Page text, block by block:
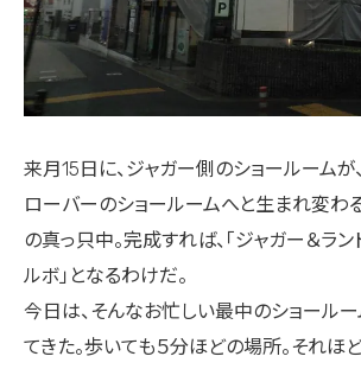
来月15日に、ジャガー側のショールームが
ローバーのショールームへと生まれ変わ
の真っ只中。完成すれば、「ジャガー＆ラン
ルボ」となるわけだ。
今日は、そんなお忙しい最中のショール
てきた。歩いても５分ほどの場所。それほ